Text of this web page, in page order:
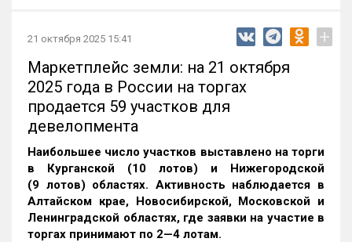
21 октября 2025 15:41 +
Маркетплейс земли: на 21 октября
2025 года в России на торгах
продается 59 участков для
девелопмента
Наибольшее число участков выставлено на торги
в Курганской (10 лотов) и Нижегородской
(9 лотов) областях. Активность наблюдается в
Алтайском крае, Новосибирской, Московской и
Ленинградской областях, где заявки на участие в
торгах принимают по 2—4 лотам.